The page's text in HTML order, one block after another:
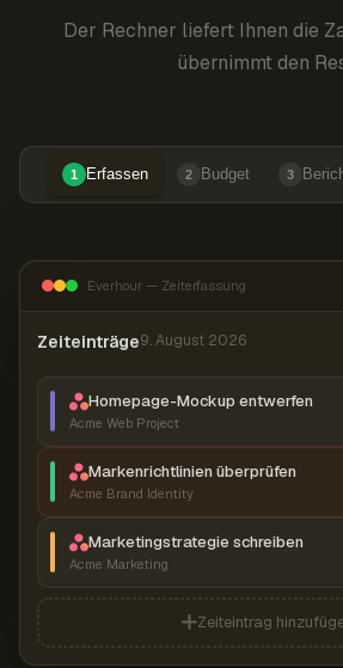
Der Rechner liefert Ihnen die
übernimmt den
1 Erfassen 2 Budget 3
Everhour — Zeiterfassung
Zeiteinträge9. August 2026
Homepage-Mockup entwerfen
Acme Web Project
Markenrichtlinien überprüfen
Acme Brand Identity
Marketingstrategie schreiben
Acme Marketing
Zeiteintrag